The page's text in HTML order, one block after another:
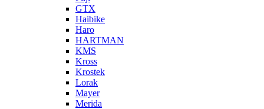
GTX
Haibike
Haro
HARTMAN
KMS
Kross
Krostek
Lorak
Mayer
Merida